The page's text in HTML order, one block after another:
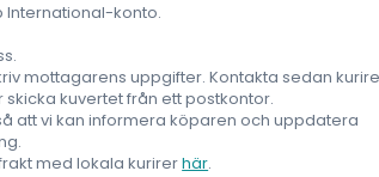
International-konto.
mottagarens uppgifter. Kontakta sedan
kuvertet från ett postkontor.
att vi kan informera köparen och uppdatera
med lokala kurirerhär.